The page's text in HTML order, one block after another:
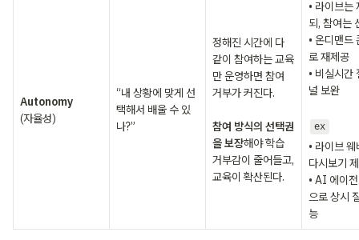
(자율성)
“내 상황에 맞게 선
택해서 배울 수 있
나?”
정해진 시간에 다
같이 참여하는 교육
만 운영하면 참여
거부가 커진다.
참여 방식의 선택권
을 보장해야 학습
거부감이 줄어들고,
교육이 확산된다.
• 라이브는
되, 참여는
• 온디맨드
로 재제공
• 비실시간
널 보완
ex
• 라이브
다시보기
• AI 에이
으로 상시
능